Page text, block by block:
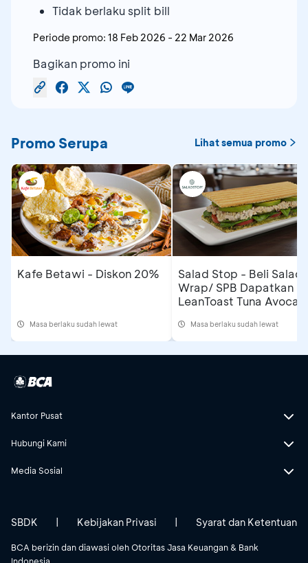
Tidak berlaku split bill
Periode promo: 18 Feb 2026 - 22 Mar 2026
Bagikan promo ini
Promo Serupa Lihat semua promo
Kafe Betawi - Diskon 20%
Masa berlaku sudah lewat
Salad Stop - Beli Salad/
Wrap/ SPB Dapatkan
LeanToast Tuna
Masa berlaku sudah lewat
Kantor Pusat
Hubungi Kami
Media Sosial
BCA berizin dan diawasi oleh Otoritas Jasa Keuangan & Bank
Indonesia
SBDK | Kebijakan Privasi | Syarat dan Ketentuan